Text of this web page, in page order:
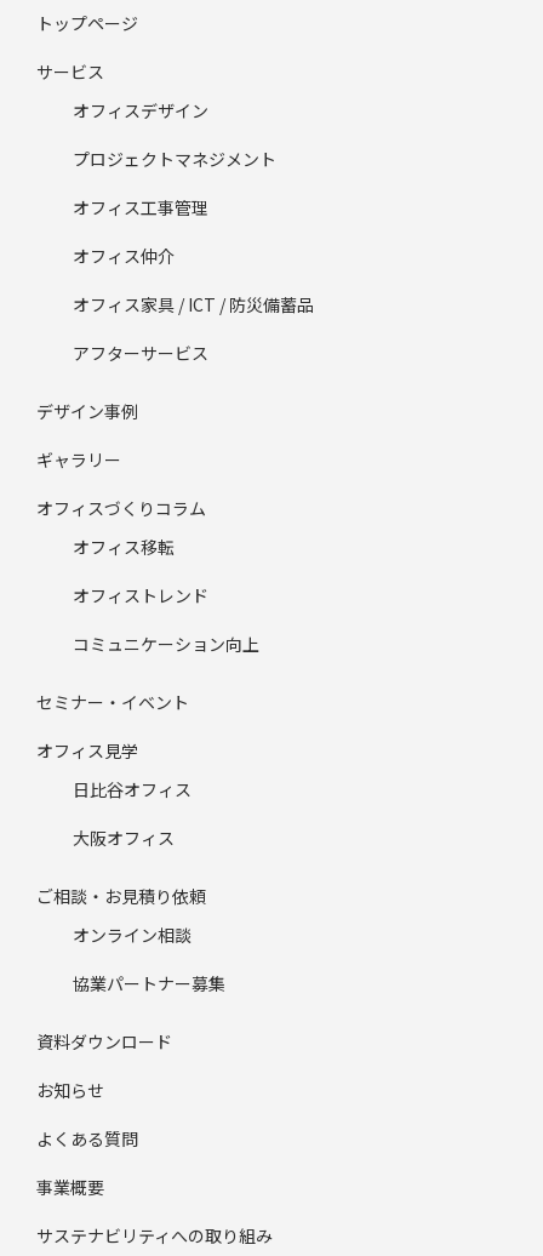
トップページ
サービス
オフィスデザイン
プロジェクトマネジメント
オフィス工事管理
オフィス仲介
オフィス家具 / ICT / 防災備蓄品
アフターサービス
デザイン事例
ギャラリー
オフィスづくりコラム
オフィス移転
オフィストレンド
コミュニケーション向上
セミナー・イベント
オフィス見学
日比谷オフィス
大阪オフィス
ご相談・お見積り依頼
オンライン相談
協業パートナー募集
資料ダウンロード
お知らせ
よくある質問
事業概要
サステナビリティへの取り組み